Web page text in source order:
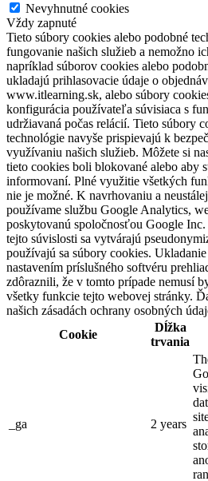
Nevyhnutné cookies
Vždy zapnuté
Tieto súbory cookies alebo podobné
fungovanie našich služieb a nemožno
napríklad súborov cookies alebo
ukladajú prihlasovacie údaje o
www.itlearning.sk, alebo súbory
konfigurácia používateľa súvisiaca s
udržiavaná počas relácií. Tieto súbory
technológie navyše prispievajú k
využívaniu našich služieb. Môžete si
tieto cookies boli blokované alebo aby
informovaní. Plné využitie všetkých
nie je možné. K navrhovaniu a
používame službu Google Analytics,
poskytovanú spoločnosťou Google
tejto súvislosti sa vytvárajú
používajú sa súbory cookies.
nastavením príslušného softvéru
zdôraznili, že v tomto prípade nemusí
všetky funkcie tejto webovej stránky.
našich zásadách ochrany osobných
Cookie
Dĺžka
trvania
_ga 2 years